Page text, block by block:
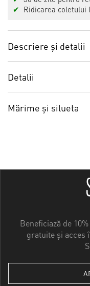
✔
Ridicarea coletului
Descriere și detalii
Detalii
Mărime și silueta
Beneficiază de
gratuite și acces